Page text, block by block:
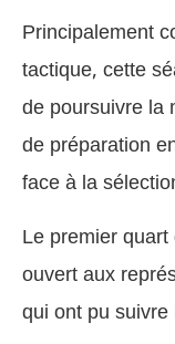
Principalement
tactique, cette
de poursuivre la
de préparation
face à la
Le premier
ouvert aux
qui ont pu